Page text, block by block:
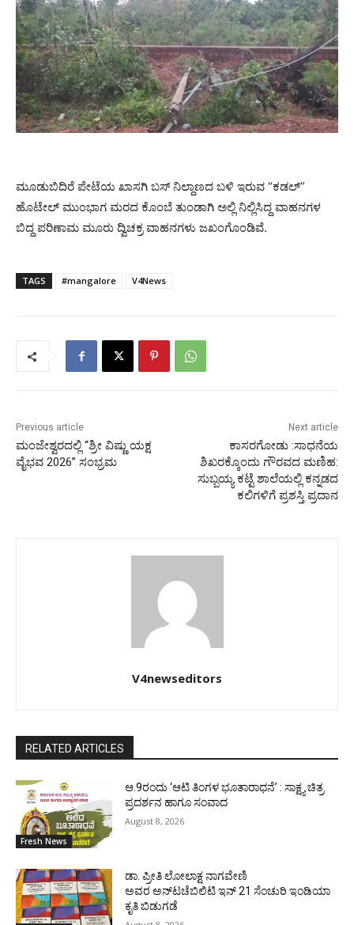
ಮೂಡುಬಿದಿರೆ ಪೇಟೆಯ ಖಾಸಗಿ ಬಸ್ ನಿಲ್ದಾಣದ ಬಳಿ ಇರುವ “ಕಡಲ್”
ಹೊಟೇಲ್ ಮುಂಭಾಗ ಮರದ ಕೊಂಬೆ ತುಂಡಾಗಿ ಅಲ್ಲಿ ನಿಲ್ಲಿಸಿದ್ದ ವಾಹನಗಳ
ಬಿದ್ದ ಪರಿಣಾಮ ಮೂರು ದ್ವಿಚಕ್ರ ವಾಹನಗಳು ಜಖಂಗೊಂಡಿವೆ.
TAGS #mangalore V4News
Previous article
ಮಂಜೇಶ್ವರದಲ್ಲಿ “ಶ್ರೀ ವಿಷ್ಣು ಯಕ್ಷ
ವೈಭವ 2026” ಸಂಭ್ರಮ
Next article
ಕಾಸರಗೋಡು :ಸಾಧನೆಯ
ಶಿಖರಕ್ಕೊಂದು ಗೌರವದ ಮಣಿಹ:
ಸುಬ್ಬಯ್ಯ ಕಟ್ಟೆ ಶಾಲೆಯಲ್ಲಿ ಕನ್ನಡದ
ಕಲಿಗಳಿಗೆ ಪ್ರಶಸ್ತಿ ಪ್ರದಾನ
V4newseditors
RELATED ARTICLES
Fresh News
ಆ.9ರಂದು ‘ಆಟಿ ತಿಂಗಳ ಭೂತಾರಾಧನೆ’ : ಸಾಕ್ಷ್ಯ ಚಿತ್ರ
ಪ್ರದರ್ಶನ ಹಾಗೂ ಸಂವಾದ
August 8, 2026
ಡಾ. ಪ್ರೀತಿ ಲೋಲಾಕ್ಷ ನಾಗವೇಣಿ
ಅವರ ಅನ್‌ಟಚೆಬಿಲಿಟಿ ಇನ್ 21 ಸೆಂಚುರಿ ಇಂಡಿಯಾ
ಕೃತಿ ಬಿಡುಗಡೆ